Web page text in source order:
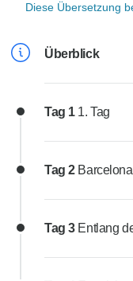
Diese Übersetzung
Überblick
Tag 1 1. Tag
Tag 2
Tag 3 Entlang